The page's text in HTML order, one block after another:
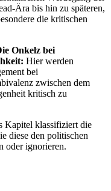
Ära bis hin zu späteren,
die kritischen
Onkelz bei
Hier werden
bei
zwischen dem
kritisch zu
Kapitel klassifiziert die
diese den politischen
oder ignorieren.